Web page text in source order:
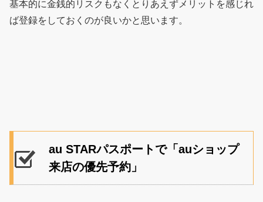
基本的に金銭的リスクもなくとりあえずメリットを感じれ
ば登録をしておくのが良いかと思います。
au STARパスポートで「auショップ
来店の優先予約」